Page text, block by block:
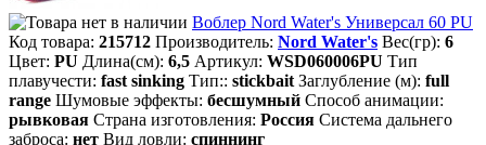
Воблер Nord Water's Универсал 60 PU
Код товара: 215712 Производитель: Nord Water's Вес(гр): 6
Цвет: PU Длина(см): 6,5 Артикул: WSD060006PU Тип
плавучести: fast sinking Тип:: stickbait Заглубление (м): full
range Шумовые эффекты: бесшумный Способ анимации:
рывковая Страна изготовления: Россия Система дальнего
заброса: нет Вид ловли: спиннинг